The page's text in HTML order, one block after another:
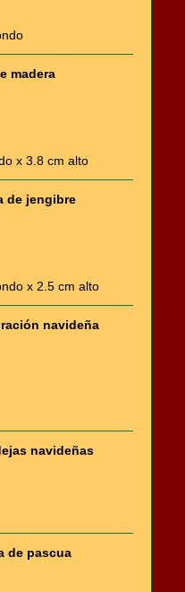
madera
x 3.8 cm alto
de jengibre
x 2.5 cm alto
navideña
navideñas
de pascua